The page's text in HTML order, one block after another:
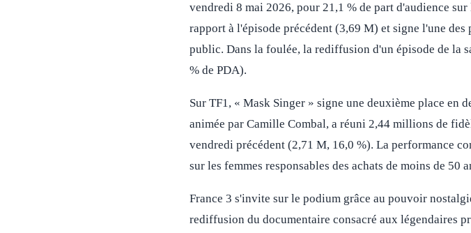
vendredi 8 mai 2026, pour 21,1 % de part d'audience
rapport à l'épisode précédent (3,69 M) et signe l'une
public. Dans la foulée, la rediffusion d'un épisode de la
% de PDA).
Sur TF1, « Mask Singer » signe une deuxième place en
animée par Camille Combal, a réuni 2,44 millions de
vendredi précédent (2,71 M, 16,0 %). La performance
sur les femmes responsables des achats de moins de 50
France 3 s'invite sur le podium grâce au pouvoir
rediffusion du documentaire consacré aux légendaires